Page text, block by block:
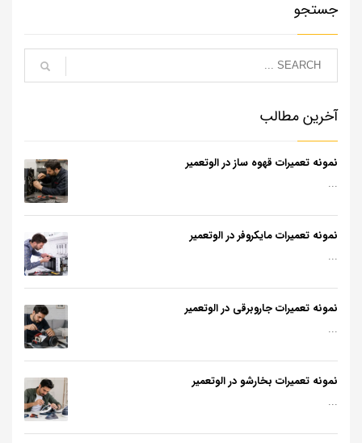
جستجو
آخرین مطالب
نمونه تعمیرات قهوه ساز در الوتعمیر
...
نمونه تعمیرات مایکروفر در الوتعمیر
...
نمونه تعمیرات جاروبرقی در الوتعمیر
...
نمونه تعمیرات بخارشو در الوتعمیر
...